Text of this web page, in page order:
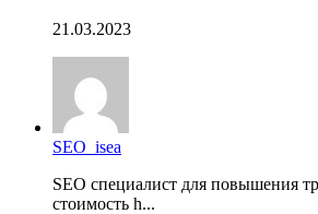
21.03.2023
SEO_isea
SEO специалист для повышения
стоимость h...